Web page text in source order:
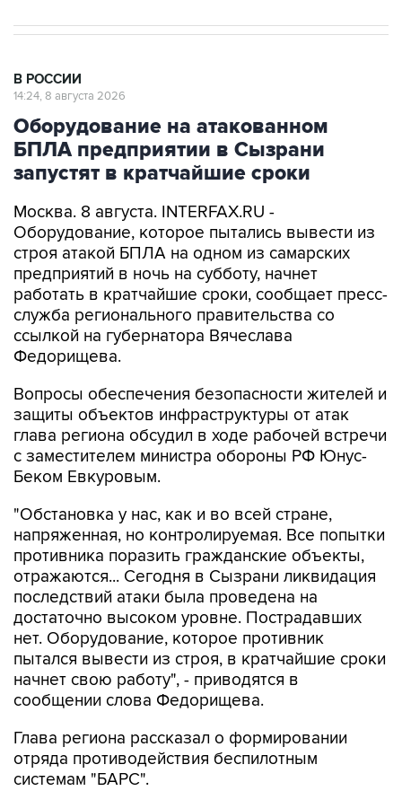
В РОССИИ
14:24, 8 августа 2026
Оборудование на атакованном
БПЛА предприятии в Сызрани
запустят в кратчайшие сроки
Москва. 8 августа. INTERFAX.RU -
Оборудование, которое пытались вывести из
строя атакой БПЛА на одном из самарских
предприятий в ночь на субботу, начнет
работать в кратчайшие сроки, сообщает пресс-
служба регионального правительства со
ссылкой на губернатора Вячеслава
Федорищева.
Вопросы обеспечения безопасности жителей и
защиты объектов инфраструктуры от атак
глава региона обсудил в ходе рабочей встречи
с заместителем министра обороны РФ Юнус-
Беком Евкуровым.
"Обстановка у нас, как и во всей стране,
напряженная, но контролируемая. Все попытки
противника поразить гражданские объекты,
отражаются... Сегодня в Сызрани ликвидация
последствий атаки была проведена на
достаточно высоком уровне. Пострадавших
нет. Оборудование, которое противник
пытался вывести из строя, в кратчайшие сроки
начнет свою работу", - приводятся в
сообщении слова Федорищева.
Глава региона рассказал о формировании
отряда противодействия беспилотным
системам "БАРС".